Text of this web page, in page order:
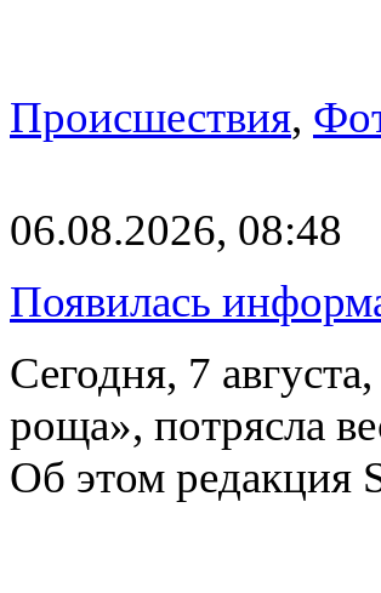
Происшествия,
06.08.2026, 08:48
Появилась
Сегодня, 7
роща», потрясла
Об этом